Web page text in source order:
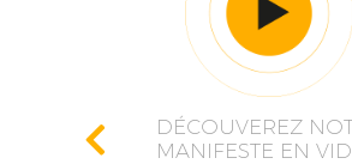
DÉCOUVEREZ
MANIFESTE EN